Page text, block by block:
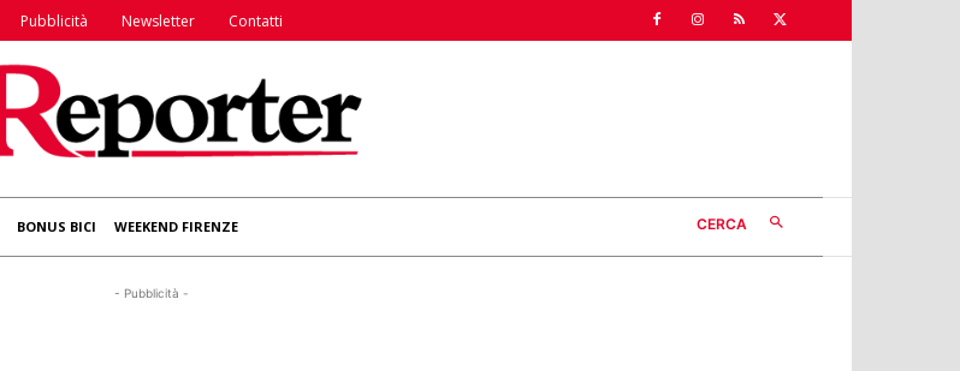
Pubblicità Newsletter Contatti
BONUS BICI WEEKEND FIRENZE CERCA
- Pubblicità -